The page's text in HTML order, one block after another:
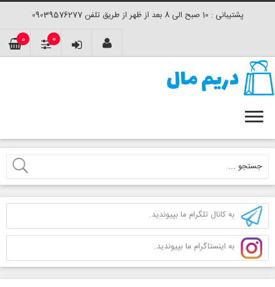
پشتیبانی : 10 صبح الی 8 بعد از ظهر از طریق تلفن 09039576277
0 0
به کانال تلگرام ما بپیوندید.
به اینستاگرام ما بپیوندید.